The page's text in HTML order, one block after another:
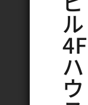
ル
4F
ハ
ウ